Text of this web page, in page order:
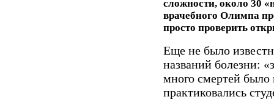
сложности, около 30
врачебного Олимпа
просто проверить
Еще не было
названий болезни:
много смертей было
практиковались